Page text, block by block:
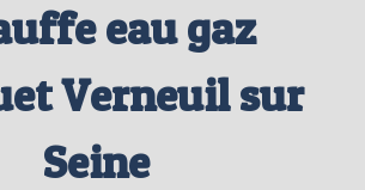
eau gaz
Verneuil sur
Seine